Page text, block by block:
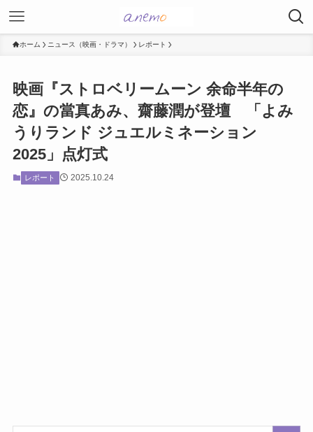
ホーム ニュース（映画・ドラマ） レポート
映画『ストロベリームーン 余命半年の
恋』の當真あみ、齋藤潤が登壇 「よみ
うりランド ジュエルミネーション
2025」点灯式
レポート 2025.10.24